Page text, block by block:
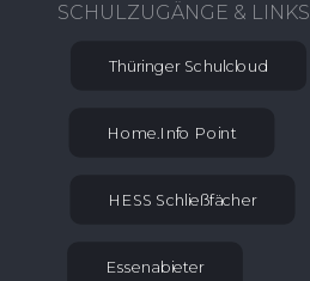
SCHULZUGÄNGE & LINKS
Thüringer Schulcloud
Home.Info Point
HESS Schließfächer
Essenabieter